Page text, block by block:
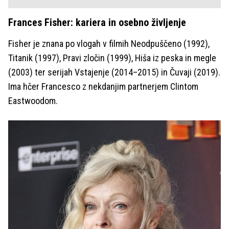
Frances Fisher: kariera in osebno življenje
Fisher je znana po vlogah v filmih Neodpuščeno (1992),
Titanik (1997), Pravi zločin (1999), Hiša iz peska in megle
(2003) ter serijah Vstajenje (2014–2015) in Čuvaji (2019).
Ima hčer Francesco z nekdanjim partnerjem Clintom
Eastwoodom.